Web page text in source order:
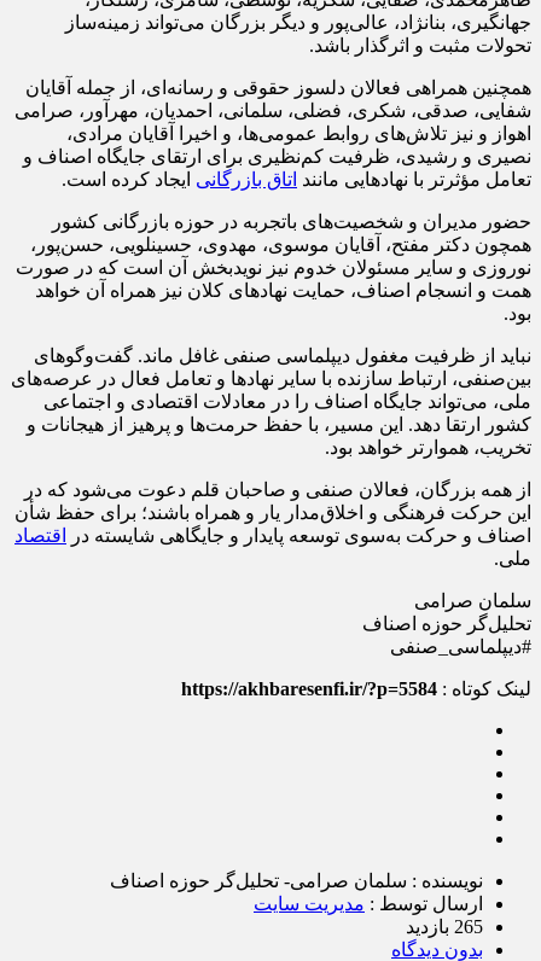
جهانگیری، بنانژاد، عالی‌پور و دیگر بزرگان می‌تواند زمینه‌ساز
تحولات مثبت و اثرگذار باشد.
همچنین همراهی فعالان دلسوز حقوقی و رسانه‌ای، از جمله آقایان
شفایی، صدقی، شکری، فضلی، سلمانی، احمدیان، مهرآور، صرامی
اهواز و نیز تلاش‌های روابط عمومی‌ها، و اخیرا آقایان مرادی،
نصیری و رشیدی، ظرفیت کم‌نظیری برای ارتقای جایگاه اصناف و
تعامل مؤثرتر با نهادهایی مانند اتاق بازرگانی ایجاد کرده است.
حضور مدیران و شخصیت‌های باتجربه در حوزه بازرگانی کشور
همچون دکتر مفتح، آقایان موسوی، مهدوی، حسینلویی، حسن‌پور،
نوروزی و سایر مسئولان خدوم نیز نویدبخش آن است که در صورت
همت و انسجام اصناف، حمایت نهادهای کلان نیز همراه آن خواهد
بود.
نباید از ظرفیت مغفول دیپلماسی صنفی غافل ماند. گفت‌وگوهای
بین‌صنفی، ارتباط سازنده با سایر نهادها و تعامل فعال در عرصه‌های
ملی، می‌تواند جایگاه اصناف را در معادلات اقتصادی و اجتماعی
کشور ارتقا دهد. این مسیر، با حفظ حرمت‌ها و پرهیز از هیجانات و
تخریب، هموارتر خواهد بود.
از همه بزرگان، فعالان صنفی و صاحبان قلم دعوت می‌شود که در
این حرکت فرهنگی و اخلاق‌مدار یار و همراه باشند؛ برای حفظ شأن
اصناف و حرکت به‌سوی توسعه پایدار و جایگاهی شایسته در
اقتصاد
ملی.
سلمان صرامی
تحلیل‌گر حوزه اصناف
#دیپلماسی_صنفی
لینک کوتاه : https://akhbaresenfi.ir/?p=5584
نویسنده : سلمان صرامی- تحلیل‌گر حوزه اصناف
ارسال توسط : مدیریت سایت
265 بازدید
بدون دیدگاه